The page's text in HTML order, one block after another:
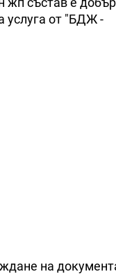
услуга от "БДЖ -
на